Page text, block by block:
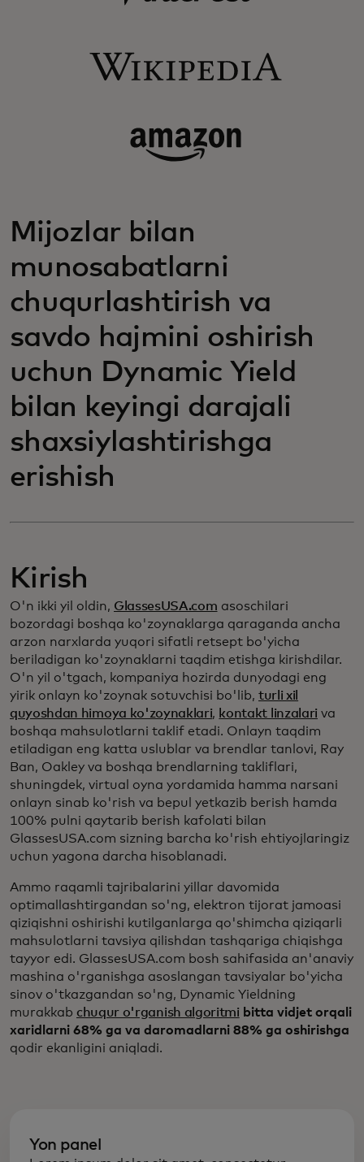
Mijozlar bilan
munosabatlarni
chuqurlashtirish va
savdo hajmini oshirish
uchun Dynamic Yield
bilan keyingi darajali
shaxsiylashtirishga
erishish
Kirish
O'n ikki yil oldin, GlassesUSA.com asoschilari
bozordagi boshqa ko'zoynaklarga qaraganda ancha
arzon narxlarda yuqori sifatli retsept bo'yicha
beriladigan ko'zoynaklarni taqdim etishga kirishdilar.
O'n yil o'tgach, kompaniya hozirda dunyodagi eng
yirik onlayn ko'zoynak sotuvchisi bo'lib, turli xil
quyoshdan himoya ko'zoynaklari, kontakt linzalari va
boshqa mahsulotlarni taklif etadi. Onlayn taqdim
etiladigan eng katta uslublar va brendlar tanlovi, Ray
Ban, Oakley va boshqa brendlarning takliflari,
shuningdek, virtual oyna yordamida hamma narsani
onlayn sinab ko'rish va bepul yetkazib berish hamda
100% pulni qaytarib berish kafolati bilan
GlassesUSA.com sizning barcha ko'rish ehtiyojlaringiz
uchun yagona darcha hisoblanadi.
Ammo raqamli tajribalarini yillar davomida
optimallashtirgandan so'ng, elektron tijorat jamoasi
qiziqishni oshirishi kutilganlarga qo'shimcha qiziqarli
mahsulotlarni tavsiya qilishdan tashqariga chiqishga
tayyor edi. GlassesUSA.com bosh sahifasida an'anaviy
mashina o'rganishga asoslangan tavsiyalar bo'yicha
sinov o'tkazgandan so'ng, Dynamic Yieldning
murakkab chuqur o'rganish algoritmi bitta vidjet orqali
xaridlarni 68% ga va daromadlarni 88% ga oshirishga
qodir ekanligini aniqladi.
Yon panel